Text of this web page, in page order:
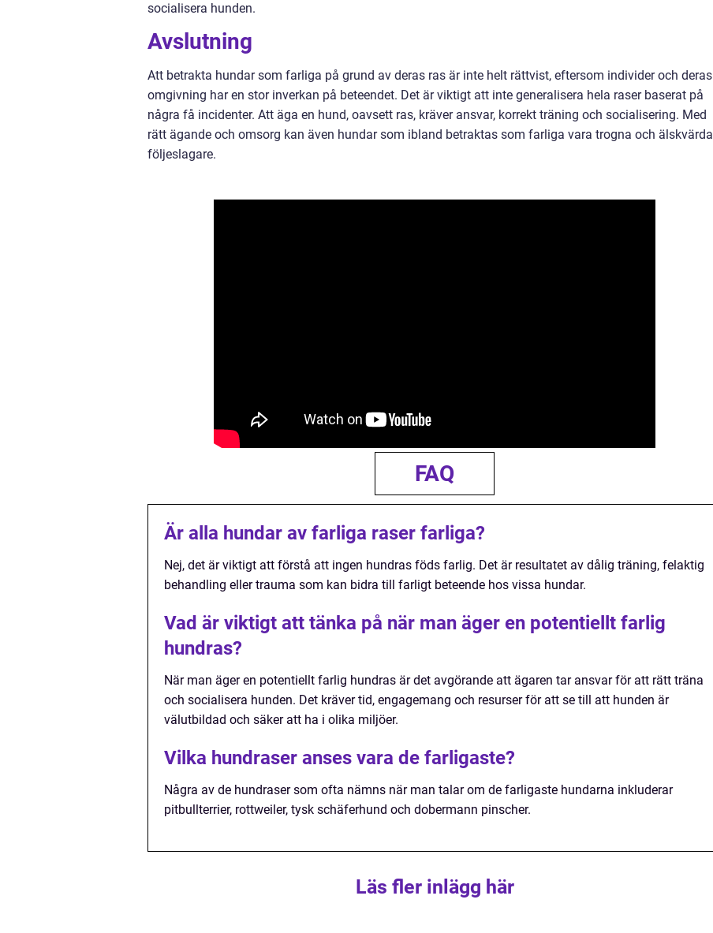
socialisera hunden.
Avslutning
Att betrakta hundar som farliga på grund av deras ras är inte helt rättvist, eftersom individer och deras
omgivning har en stor inverkan på beteendet. Det är viktigt att inte generalisera hela raser baserat på
några få incidenter. Att äga en hund, oavsett ras, kräver ansvar, korrekt träning och socialisering. Med
rätt ägande och omsorg kan även hundar som ibland betraktas som farliga vara trogna och älskvärda
följeslagare.
FAQ
Är alla hundar av farliga raser farliga?
Nej, det är viktigt att förstå att ingen hundras föds farlig. Det är resultatet av dålig träning, felaktig
behandling eller trauma som kan bidra till farligt beteende hos vissa hundar.
Vad är viktigt att tänka på när man äger en potentiellt farlig
hundras?
När man äger en potentiellt farlig hundras är det avgörande att ägaren tar ansvar för att rätt träna
och socialisera hunden. Det kräver tid, engagemang och resurser för att se till att hunden är
välutbildad och säker att ha i olika miljöer.
Vilka hundraser anses vara de farligaste?
Några av de hundraser som ofta nämns när man talar om de farligaste hundarna inkluderar
pitbullterrier, rottweiler, tysk schäferhund och dobermann pinscher.
Läs fler inlägg här